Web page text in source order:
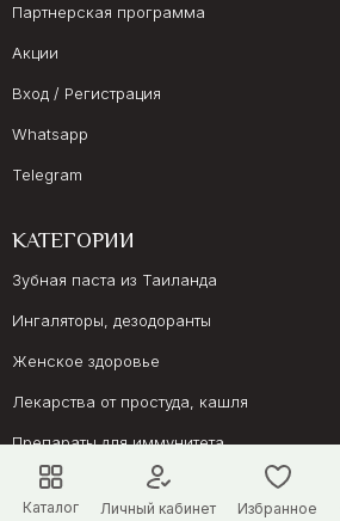
Каталог Личный кабинет Избранное
Партнерская программа
Акции
Вход / Регистрация
Whatsapp
Telegram
КАТЕГОРИИ
Зубная паста из Таиланда
Ингаляторы, дезодоранты
Женское здоровье
Лекарства от простуда, кашля
Препараты для иммунитета
Онкология, суставы